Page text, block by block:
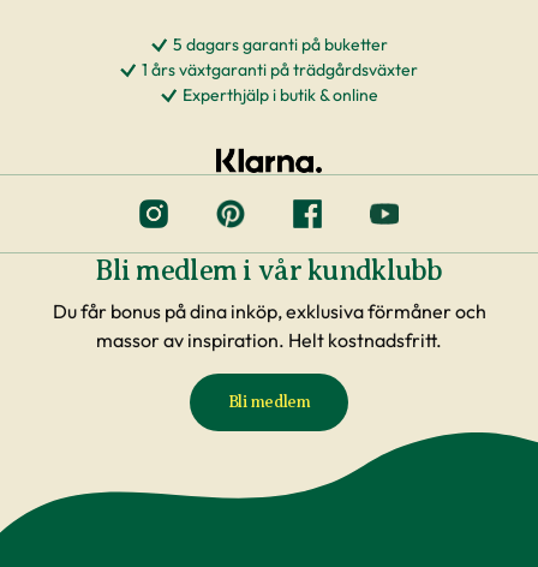
5 dagars garanti på buketter
1 års växtgaranti på trädgårdsväxter
Experthjälp i butik & online
Bli medlem i vår kundklubb
Du får bonus på dina inköp, exklusiva förmåner och
massor av inspiration. Helt kostnadsfritt.
Bli medlem